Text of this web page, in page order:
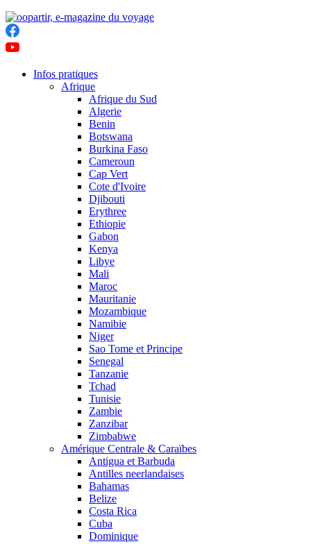
Infos pratiques
Afrique
Afrique du Sud
Algerie
Benin
Botswana
Burkina Faso
Cameroun
Cap Vert
Cote d'Ivoire
Djibouti
Erythree
Ethiopie
Gabon
Kenya
Libye
Mali
Maroc
Mauritanie
Mozambique
Namibie
Niger
Sao Tome et Principe
Senegal
Tanzanie
Tchad
Tunisie
Zambie
Zanzibar
Zimbabwe
Amérique Centrale & Caraïbes
Antigua et Barbuda
Antilles neerlandaises
Bahamas
Belize
Costa Rica
Cuba
Dominique